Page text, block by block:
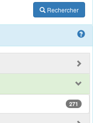
Rechercher
271